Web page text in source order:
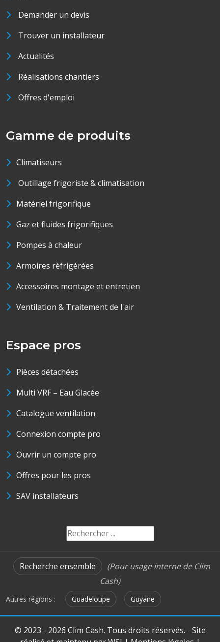
Demander un devis
Trouver un installateur
Actualités
Réalisations chantiers
Offres d'emploi
Gamme de produits
Climatiseurs
Outillage frigoriste & climatisation
Matériel frigorifique
Gaz et fluides frigorifiques
Pompes à chaleur
Armoires réfrigérées
Accessoires montage et entretien
Ventilation & Traitement de l'air
Espace pros
Pièces détachées
Multi VRF – Eau Glacée
Catalogue ventilation
Connexion compte pro
Ouvrir un compte pro
Offres pour les pros
SAV installateurs
Recherche ensemble
(Pour usage interne de Clim
Cash)
Autres régions : Guadeloupe Guyane
© 2023 - 2026 Clim Cash. Tous droits réservés. - Site